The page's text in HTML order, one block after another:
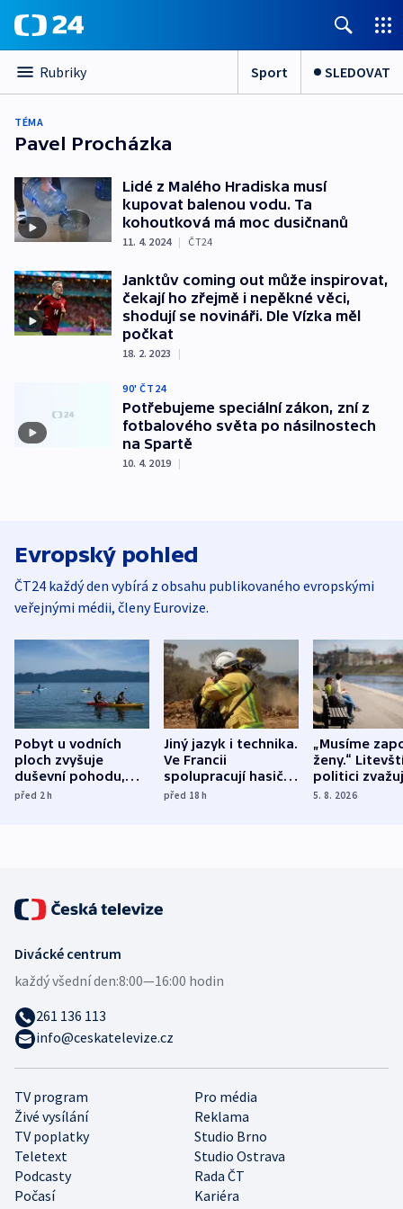
Rubriky Sport SLEDOVAT
TÉMA
Pavel Procházka
Lidé z Malého Hradiska musí
kupovat balenou vodu. Ta
kohoutková má moc dusičnanů
11. 4. 2024 | ČT24
Janktův coming out může inspirovat,
čekají ho zřejmě i nepěkné věci,
shodují se novináři. Dle Vízka měl
počkat
18. 2. 2023 |
90' ČT24
Potřebujeme speciální zákon, zní z
fotbalového světa po násilnostech
na Spartě
10. 4. 2019 |
Evropský pohled
ČT24 každý den vybírá z obsahu publikovaného evropskými
veřejnými médii, členy Eurovize.
Pobyt u vodních
ploch zvyšuje
duševní pohodu,
ukázala
před 2h
Jiný jazyk i technika.
Ve Francii
spolupracují hasiči z
různých zemí
před 18h
„Musíme
ženy.“
politici
dohodu o
5. 8. 2026
TV program
Pro média
Živé vysílání
Reklama
TV poplatky
Studio Brno
Teletext
Studio Ostrava
Podcasty
Rada ČT
Počasí
Kariéra
Divácké centrum
každý všední den:8:00—16:00 hodin
261 136 113
info@ceskatelevize.cz